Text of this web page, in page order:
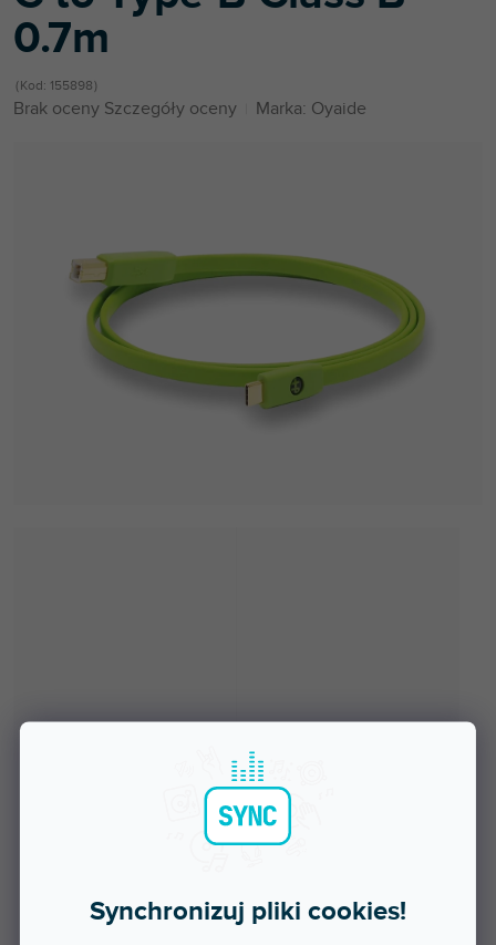
Synchronizuj pliki cookies!
0.7m
Kod: 155898
Średnia
gwiazdek.
Brak oceny Szczegóły oceny Marka: Oyaide